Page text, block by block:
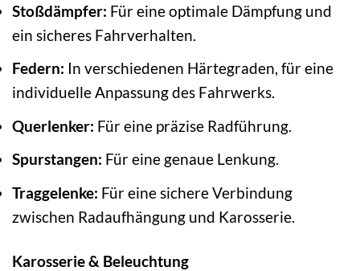
Stoßdämpfer: Für eine optimale Dämpfung und
ein sicheres Fahrverhalten.
Federn: In verschiedenen Härtegraden, für eine
individuelle Anpassung des Fahrwerks.
Querlenker: Für eine präzise Radführung.
Spurstangen: Für eine genaue Lenkung.
Traggelenke: Für eine sichere Verbindung
zwischen Radaufhängung und Karosserie.
Karosserie & Beleuchtung